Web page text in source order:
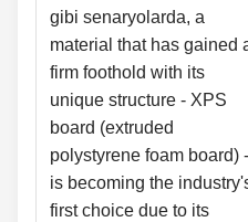
gibi senaryolarda, a
material that has gained
firm foothold with its
unique structure - XPS
board (extruded
polystyrene foam board) -
is becoming the
first choice due to its